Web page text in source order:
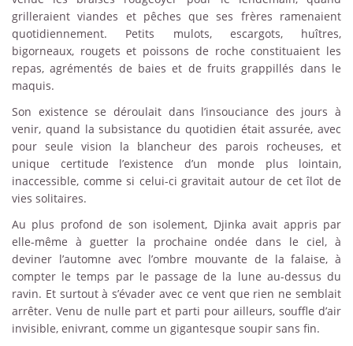
grilleraient viandes et pêches que ses frères ramenaient
quotidiennement. Petits mulots, escargots, huîtres,
bigorneaux, rougets et poissons de roche constituaient les
repas, agrémentés de baies et de fruits grappillés dans le
maquis.
Son existence se déroulait dans l’insouciance des jours à
venir, quand la subsistance du quotidien était assurée, avec
pour seule vision la blancheur des parois rocheuses, et
unique certitude l’existence d’un monde plus lointain,
inaccessible, comme si celui-ci gravitait autour de cet îlot de
vies solitaires.
Au plus profond de son isolement, Djinka avait appris par
elle-même à guetter la prochaine ondée dans le ciel, à
deviner l’automne avec l’ombre mouvante de la falaise, à
compter le temps par le passage de la lune au-dessus du
ravin. Et surtout à s’évader avec ce vent que rien ne semblait
arrêter. Venu de nulle part et parti pour ailleurs, souffle d’air
invisible, enivrant, comme un gigantesque soupir sans fin.